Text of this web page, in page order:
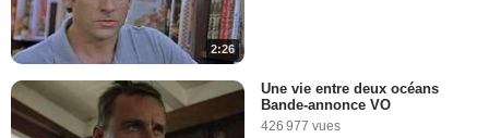
2:26
Une vie entre deux océans
Bande-annonce VO
426 977 vues